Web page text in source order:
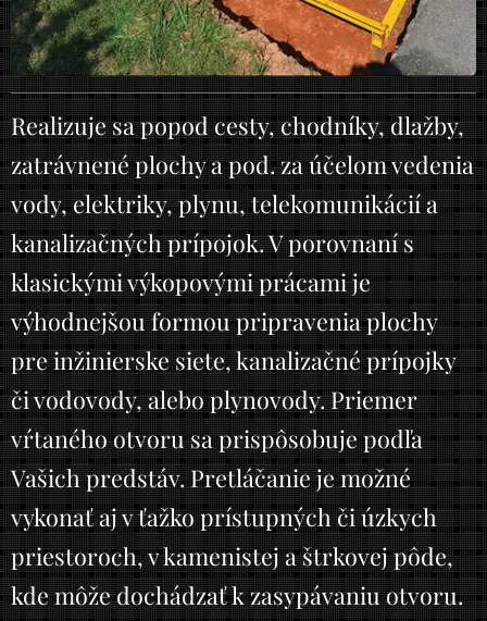
Realizuje sa popod cesty, chodníky, dlažby,
zatrávnené plochy a pod. za účelom vedenia
vody, elektriky, plynu, telekomunikácií a
kanalizačných prípojok. V porovnaní s
klasickými výkopovými prácami je
výhodnejšou formou pripravenia plochy
pre inžinierske siete, kanalizačné prípojky
či vodovody, alebo plynovody. Priemer
vŕtaného otvoru sa prispôsobuje podľa
Vašich predstáv. Pretláčanie je možné
vykonať aj v ťažko prístupných či úzkych
priestoroch, v kamenistej a štrkovej pôde,
kde môže dochádzať k zasypávaniu otvoru.